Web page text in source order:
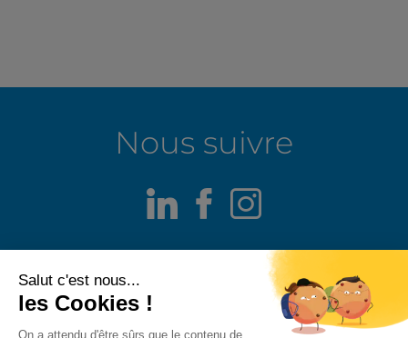
Nous suivre
LinkedIn
Facebook
Instagram